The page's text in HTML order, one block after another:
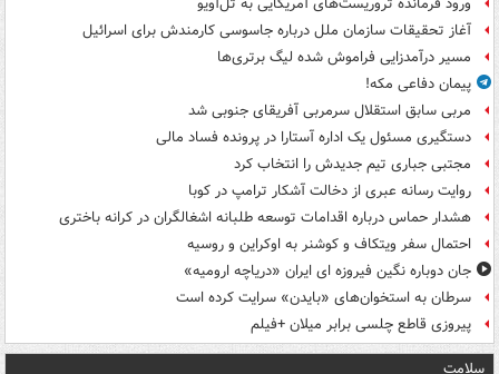
ورود فرمانده تروریست‌های آمریکایی به تل‌آویو
آغاز تحقیقات سازمان ملل درباره جاسوسی کارمندش برای اسرائیل
مسیر درآمدزایی فراموش شده لیگ برتری‌ها
پیمان دفاعی مکه!
مربی سابق استقلال سرمربی آفریقای جنوبی شد
دستگیری مسئول یک اداره آستارا در پرونده فساد مالی
مجتبی جباری تیم جدیدش را انتخاب کرد
روایت رسانه عبری از دخالت آشکار ترامپ در کوبا
هشدار حماس درباره اقدامات توسعه طلبانه اشغالگران در کرانه باختری
احتمال سفر ویتکاف و کوشنر به اوکراین و روسیه
جان دوباره نگین فیروزه ای ایران «دریاچه ارومیه»
سرطان به استخوان‌های «بایدن» سرایت کرده است
پیروزی قاطع چلسی برابر میلان +فیلم